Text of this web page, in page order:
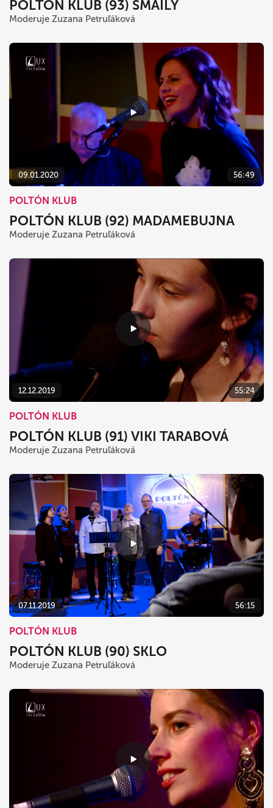
POLTÓN KLUB (93) SMAILY
Moderuje Zuzana Petruľáková
09.01.2020 56:49
POLTÓN KLUB
POLTÓN KLUB (92) MADAMEBUJNA
Moderuje Zuzana Petruľáková
12.12.2019 55:24
POLTÓN KLUB
POLTÓN KLUB (91) VIKI TARABOVÁ
Moderuje Zuzana Petruľáková
07.11.2019 56:15
POLTÓN KLUB
POLTÓN KLUB (90) SKLO
Moderuje Zuzana Petruľáková